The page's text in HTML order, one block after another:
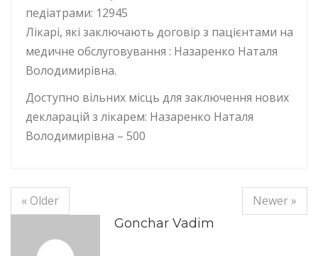
педіатрами: 12945
Лікарі, які заключають договір з пацієнтами на
медичне обслуговування : Назаренко Наталя
Володимирівна.
Доступно вільних місць для заключення нових
декларацій з лікарем: Назаренко Наталя
Володимирівна – 500
« Older
Newer »
Gonchar Vadim